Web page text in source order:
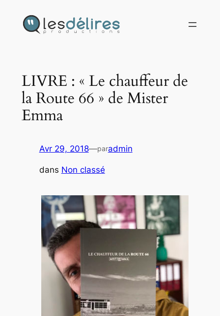
LIVRE : « Le chauffeur de
la Route 66 » de Mister
Emma
Avr 29, 2018—paradmin
dans Non classé